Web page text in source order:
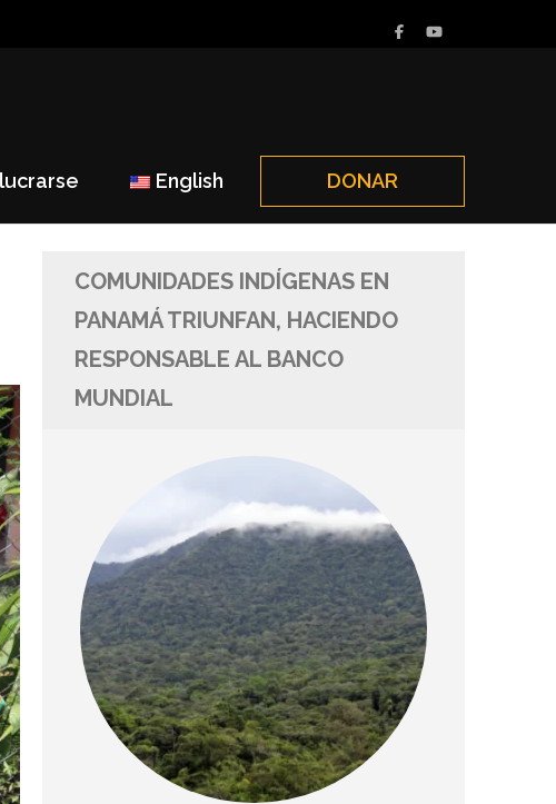
English DONAR
COMUNIDADES INDÍGENAS EN
PANAMÁ TRIUNFAN, HACIENDO
RESPONSABLE AL BANCO
MUNDIAL